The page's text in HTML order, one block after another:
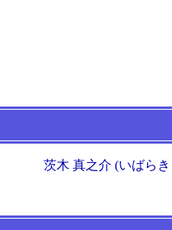
茨木 真之介 (いばら